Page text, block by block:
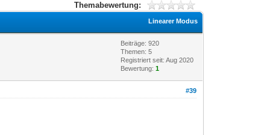
Themabewertung:
Linearer Modus
Beiträge: 920
Themen: 5
Registriert seit: Aug 2020
Bewertung:1
#39